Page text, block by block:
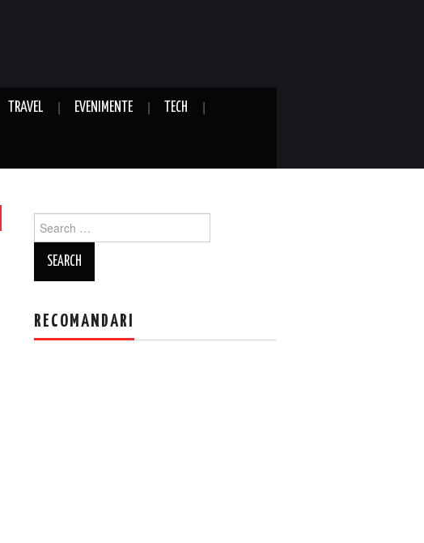
TRAVEL EVENIMENTE TECH
for:
RECOMANDARI